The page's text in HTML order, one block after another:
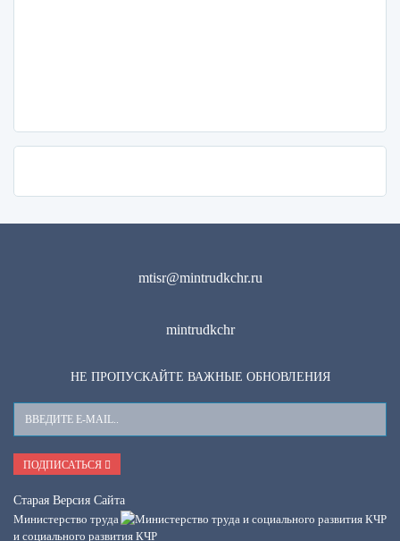
mtisr@mintrudkchr.ru
mintrudkchr
НЕ ПРОПУСКАЙТЕ ВАЖНЫЕ ОБНОВЛЕНИЯ
Ваш
E-
Mail
ПОДПИСАТЬСЯ
Старая Версия Сайта
Министерство труда
и социального развития КЧР